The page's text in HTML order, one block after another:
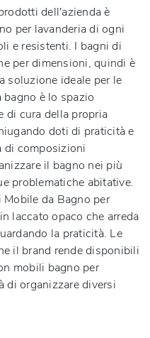
dell'azienda è
per lavanderia di ogni
e resistenti. I bagni di
per dimensioni, quindi è
soluzione ideale per le
bagno è lo spazio
di cura della propria
doti di praticità e
di composizioni
il bagno nei più
problematiche abitative.
da Bagno per
laccato opaco che arreda
la praticità. Le
il brand rende disponibili
mobili bagno per
di organizzare diversi